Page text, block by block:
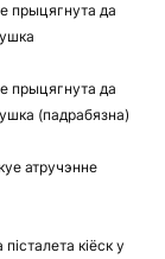
прыцягнута да
прыцягнута да
(падрабязна)
атручэнне
кіёск у